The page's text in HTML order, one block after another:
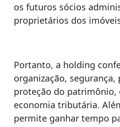
os futuros sócios
proprietários dos
Portanto, a holding
organização,
proteção do patrimônio,
economia tributária.
permite ganhar tempo